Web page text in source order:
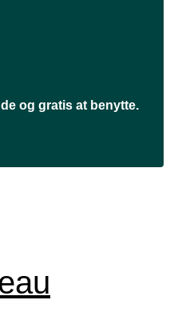
og gratis at benytte.